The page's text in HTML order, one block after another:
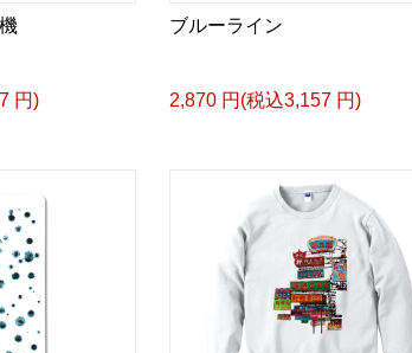
円)
ブルーライン
2,870 円(税込3,157 円)